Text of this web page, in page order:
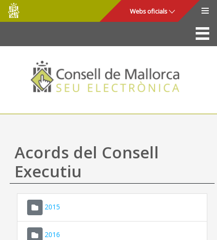
Salta al contingut principal
Consell
de
Mallorca
Webs oficials
La Seu
Consell de Mallorca
Accés i seguretat
Utilitats
Ajuda
Acords del Consell
Executiu
2015
2016